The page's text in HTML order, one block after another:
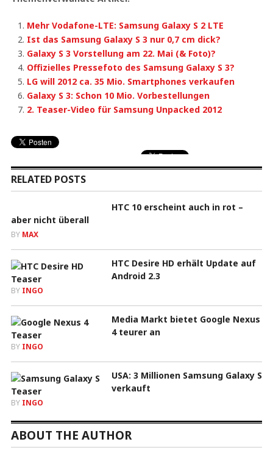
Mehr Vodafone-LTE: Samsung Galaxy S 2 LTE
Ist das Samsung Galaxy S 3 nur 0,7 cm dick?
Galaxy S 3 Vorstellung am 22. Mai (& Foto)?
Offizielles Pressefoto des Samsung Galaxy S 3?
LG will 2012 ca. 35 Mio. Smartphones verkaufen
Galaxy S 3: Schon 10 Mio. Vorbestellungen
2. Teaser-Video für Samsung Unpacked 2012
RELATED POSTS
HTC 10 erscheint auch in rot –
aber nicht überall
BY MAX
HTC Desire HD erhält Update auf
Android 2.3
BY INGO
Media Markt bietet Google Nexus
4 teurer an
BY INGO
USA: 3 Millionen Samsung Galaxy S
verkauft
BY INGO
ABOUT THE AUTHOR